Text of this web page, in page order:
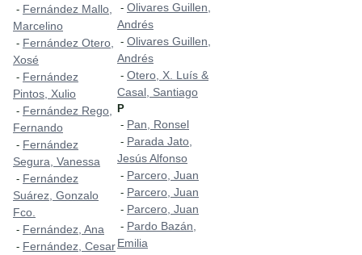
- Fernández Mallo,
Marcelino
- Fernández Otero,
Xosé
- Fernández
Pintos, Xulio
- Fernández Rego,
Fernando
- Fernández
Segura, Vanessa
- Fernández
Suárez, Gonzalo
Fco.
- Fernández, Ana
- Fernández, Cesar
- Olivares Guillen,
Andrés
- Olivares Guillen,
Andrés
- Otero, X. Luís &
Casal, Santiago
P
- Pan, Ronsel
- Parada Jato,
Jesús Alfonso
- Parcero, Juan
- Parcero, Juan
- Parcero, Juan
- Pardo Bazán,
Emilia